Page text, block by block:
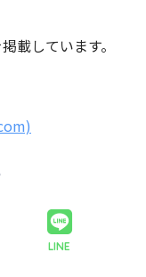
載しています。
LINE